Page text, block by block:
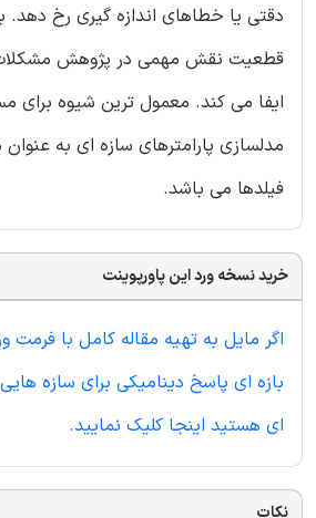
دقتی یا خطاهای اندازه گیری رخ دهد.
قطعیت نقش مهمی در پژوهش
ایفا می کند. معمول ترین شیوه برای
مدلسازی پارامترهای سازه ای به
فیلدها می باشد.
خرید نسخه ورد این پاورپوینت
اگر مایل به تهیه مقاله کامل با فرمت
بازه ای پاسخ دینامیکی برای سازه هایی
ای هستید اینجا کلیک نمایید.
نکات